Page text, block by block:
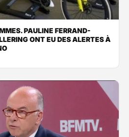
PAULINE FERRAND-
ONT EU DES ALERTES À